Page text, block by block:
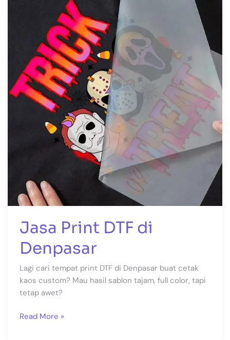
Jasa Print DTF di
Denpasar
Lagi cari tempat print DTF di Denpasar buat cetak
kaos custom? Mau hasil sablon tajam, full color, tapi
tetap awet?
Denpasar
Read More »